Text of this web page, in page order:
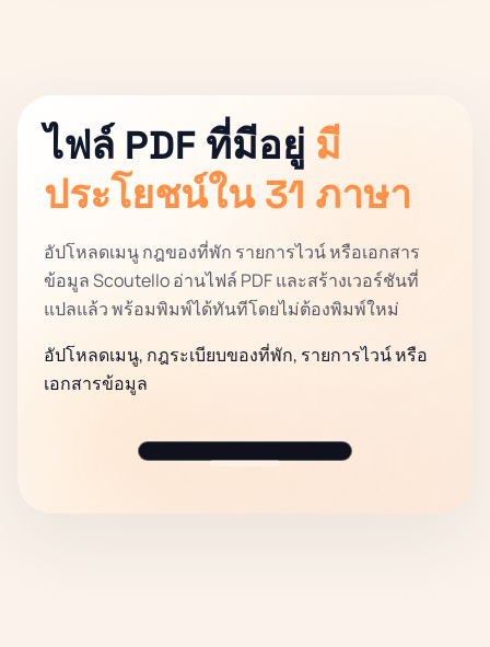
ไฟล์ PDF ที่มีอยู่ มี
ประโยชน์ใน 31 ภาษา
อัปโหลดเมนู กฎของที่พัก รายการไวน์ หรือเอกสาร
ข้อมูล Scoutello อ่านไฟล์ PDF และสร้างเวอร์ชันที่
แปลแล้ว พร้อมพิมพ์ได้ทันทีโดยไม่ต้องพิมพ์ใหม่
อัปโหลดเมนู, กฎระเบียบของที่พัก, รายการไวน์ หรือ
เอกสารข้อมูล